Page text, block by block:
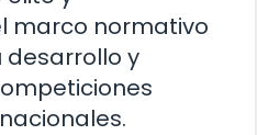
marco normativo
desarrollo y